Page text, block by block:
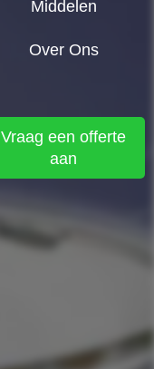
Middelen
Over Ons
Vraag een offerte
aan